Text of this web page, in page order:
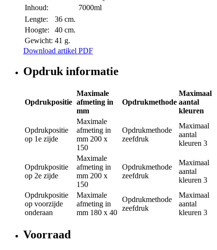
Inhoud:
7000ml
Lengte:
36 cm.
Hoogte:
40 cm.
Gewicht: 41 g.
Download artikel PDF
Opdruk informatie
Opdrukpositie
Maximale
afmeting in
mm
Opdrukmethode
Maximaal
aantal
kleuren
Opdrukpositie
op 1e zijde
Maximale
afmeting in
mm 200 x
150
Opdrukmethode
zeefdruk
Maximaal
aantal
kleuren 3
Opdrukpositie
op 2e zijde
Maximale
afmeting in
mm 200 x
150
Opdrukmethode
zeefdruk
Maximaal
aantal
kleuren 3
Opdrukpositie
op voorzijde
onderaan
Maximale
afmeting in
mm 180 x 40
Opdrukmethode
zeefdruk
Maximaal
aantal
kleuren 3
Voorraad